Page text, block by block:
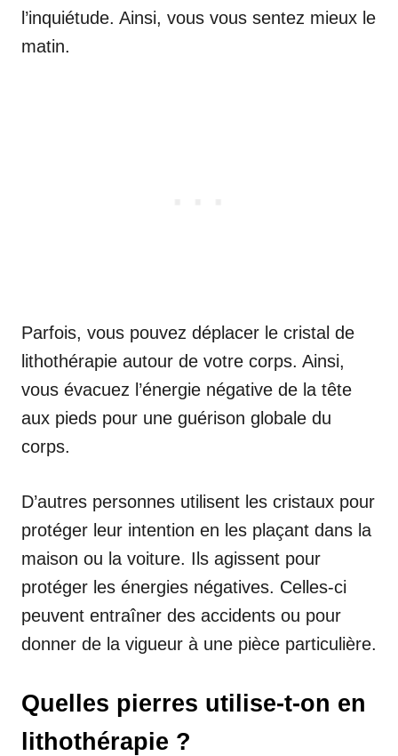
l’inquiétude. Ainsi, vous vous sentez mieux le
matin.
Parfois, vous pouvez déplacer le cristal de
lithothérapie autour de votre corps. Ainsi,
vous évacuez l’énergie négative de la tête
aux pieds pour une guérison globale du
corps.
D’autres personnes utilisent les cristaux pour
protéger leur intention en les plaçant dans la
maison ou la voiture. Ils agissent pour
protéger les énergies négatives. Celles-ci
peuvent entraîner des accidents ou pour
donner de la vigueur à une pièce particulière.
Quelles pierres utilise-t-on en
lithothérapie ?